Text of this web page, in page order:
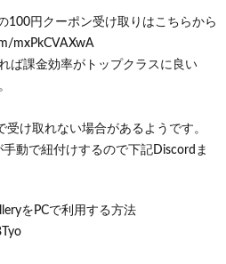
100円クーポン受け取りはこちらから
mxPkCVAXwA
ば課金効率がトップクラスに良い
け取れない場合があるようです。
動で紐付けするので下記Discordま
をPCで利用する方法